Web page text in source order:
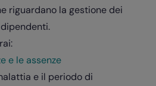
riguardano la gestione dei
e le assenze
e il periodo di